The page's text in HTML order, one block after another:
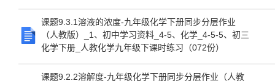
课题9.3.1溶液的浓度-九年级化学下册同步分层作业
（人教版）_1、初中学习资料_4-5、化学_4-5-5、初三
化学下册_人教化学九年级下课时练习（072份）
课题9.2.2溶解度-九年级化学下册同步分层作业（人教